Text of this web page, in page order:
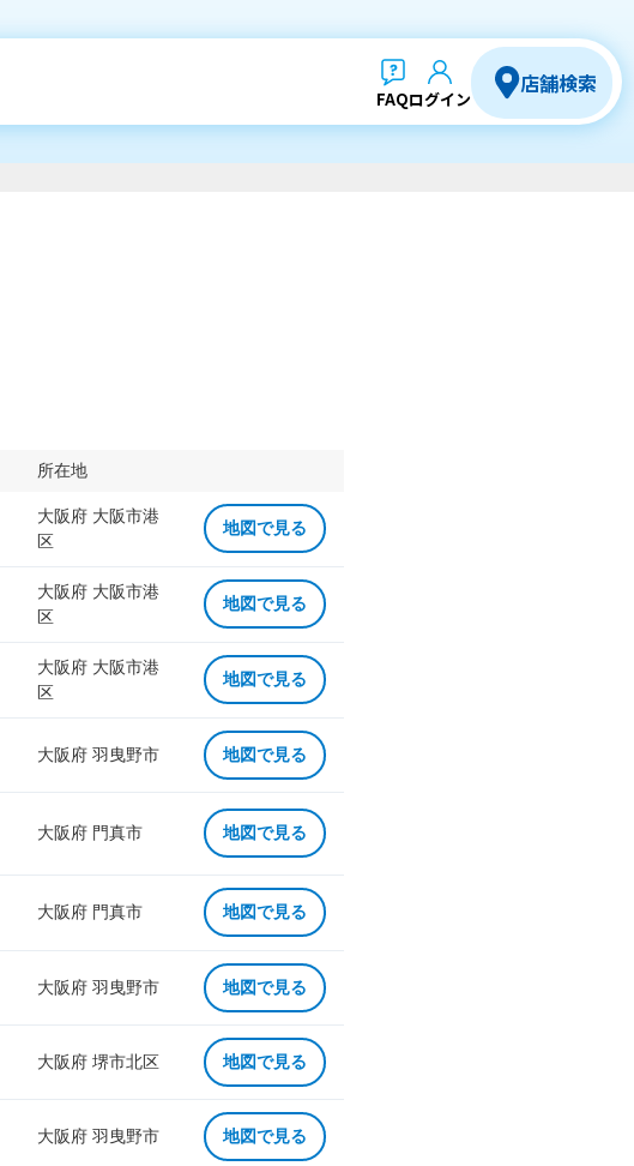
FAQログイン
店舗検索
所在地
大阪府 大阪市港
区
地図で見る
大阪府 大阪市港
区
地図で見る
大阪府 大阪市港
区
地図で見る
大阪府 羽曳野市 地図で見る
大阪府 門真市 地図で見る
大阪府 門真市 地図で見る
大阪府 羽曳野市 地図で見る
大阪府 堺市北区 地図で見る
大阪府 羽曳野市 地図で見る